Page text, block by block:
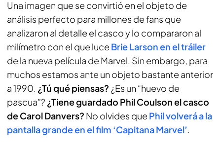
Una imagen que se convirtió en el objeto de
análisis perfecto para millones de fans que
analizaron al detalle el casco y lo compararon al
milímetro con el que luce Brie Larson en el tráiler
de la nueva película de Marvel. Sin embargo, para
muchos estamos ante un objeto bastante anterior
a 1990. ¿Tú qué piensas? ¿Es un “huevo de
pascua”? ¿Tiene guardado Phil Coulson el casco
de Carol Danvers? No olvides que Phil volverá a la
pantalla grande en el film ‘Capitana Marvel’.